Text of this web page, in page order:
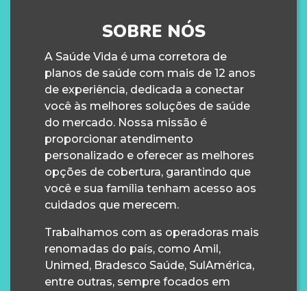
SOBRE NÓS
A Saúde Vida é uma corretora de
planos de saúde com mais de 12 anos
de experiência, dedicada a conectar
você às melhores soluções de saúde
do mercado. Nossa missão é
proporcionar atendimento
personalizado e oferecer as melhores
opções de cobertura, garantindo que
você e sua família tenham acesso aos
cuidados que merecem.
Trabalhamos com as operadoras mais
renomadas do país, como Amil,
Unimed, Bradesco Saúde, SulAmérica,
entre outras, sempre focados em